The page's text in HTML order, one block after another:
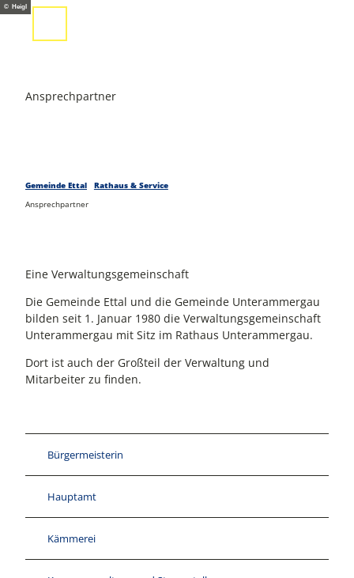
Z© Heigl
Ansprechpartner
Gemeinde Ettal
Rathaus & Service
Ansprechpartner
Eine Verwaltungsgemeinschaft
Die Gemeinde Ettal und die Gemeinde Unterammergau
bilden seit 1. Januar 1980 die Verwaltungsgemeinschaft
Unterammergau mit Sitz im Rathaus Unterammergau.
Dort ist auch der Großteil der Verwaltung und
Mitarbeiter zu finden.
Bürgermeisterin
Hauptamt
Kämmerei